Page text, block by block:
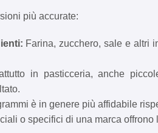
più accurate:
Farina, zucchero, sale e altri
in pasticceria, anche
è in genere più affidabile
o specifici di una marca